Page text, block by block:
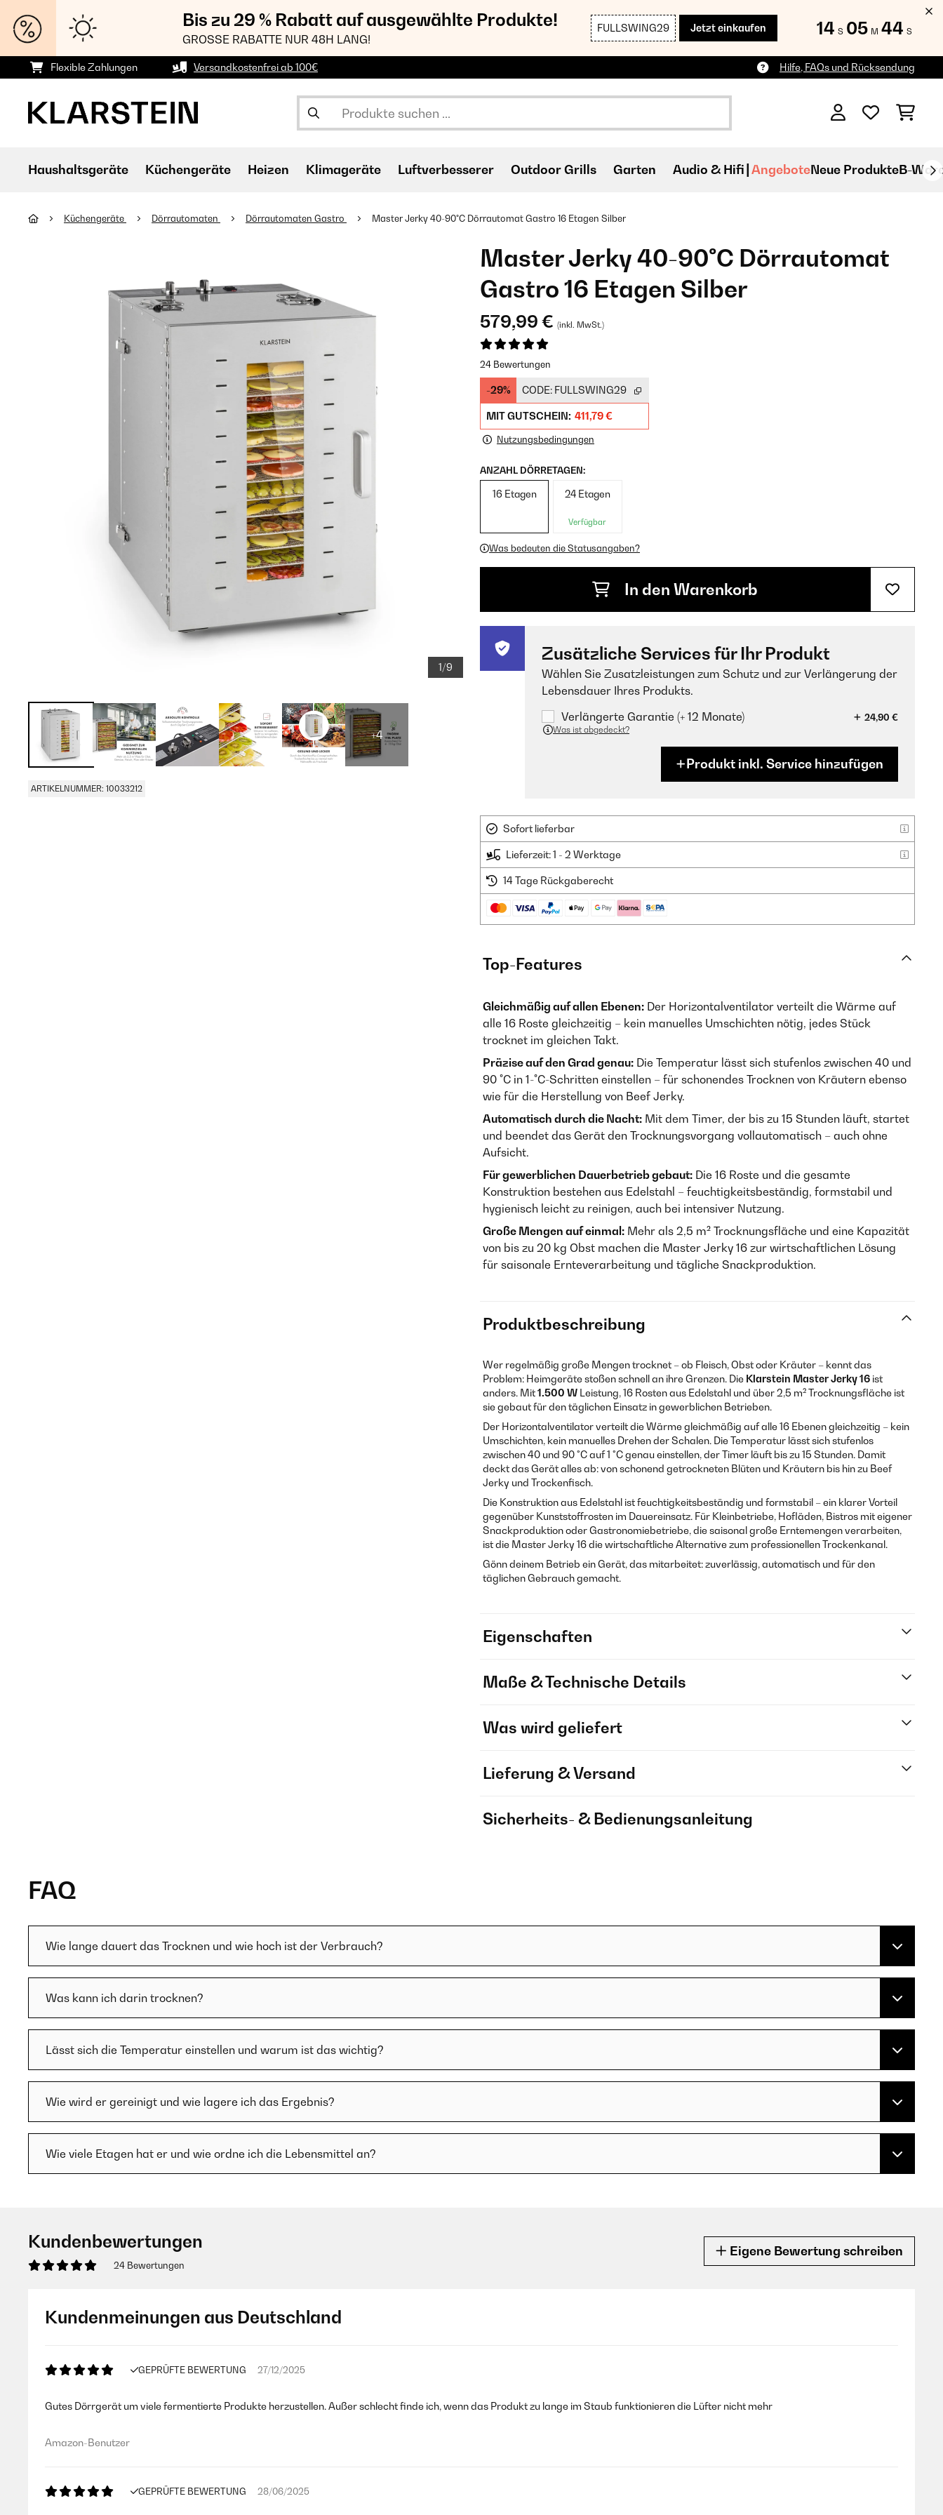
Bis zu 29 % Rabatt auf ausgewählte Produkte!
GROSSE RABATTE NUR 48H LANG!
FULLSWING29 Jetzt einkaufen 14 S 05 M 43 S
Flexible Zahlungen Versandkostenfrei ab 100€ Hilfe, FAQs und Rücksendung
Haushaltsgeräte Küchengeräte Heizen Klimageräte Luftverbesserer Outdoor Grills Garten Audio & Hifi AngeboteNeue ProdukteB-
Küchengeräte Dörrautomaten Dörrautomaten Gastro Master Jerky 40-90°C Dörrautomat Gastro 16 Etagen Silber
1/9
+4
ARTIKELNUMMER: 10033212
Master Jerky 40-90°C Dörrautomat
Gastro 16 Etagen Silber
579,99 € (inkl. MwSt.)
24 Bewertungen
-29% CODE: FULLSWING29
MIT GUTSCHEIN: 411,79 €
Nutzungsbedingungen
ANZAHL DÖRRETAGEN:
16 Etagen 24 Etagen
Verfügbar
Was bedeuten die Statusangaben?
In den Warenkorb
Zusätzliche Services für Ihr Produkt
Wählen Sie Zusatzleistungen zum Schutz und zur Verlängerung der
Lebensdauer Ihres Produkts.
Verlängerte Garantie (+ 12 Monate)
24,90 €
Was ist abgedeckt?
Produkt inkl. Service hinzufügen
Sofort lieferbar
Lieferzeit: 1 - 2 Werktage
14 Tage Rückgaberecht
Top-Features
Gleichmäßig auf allen Ebenen: Der Horizontalventilator verteilt die Wärme auf
alle 16 Roste gleichzeitig – kein manuelles Umschichten nötig, jedes Stück
trocknet im gleichen Takt.
Präzise auf den Grad genau: Die Temperatur lässt sich stufenlos zwischen 40 und
90 °C in 1-°C-Schritten einstellen – für schonendes Trocknen von Kräutern ebenso
wie für die Herstellung von Beef Jerky.
Automatisch durch die Nacht: Mit dem Timer, der bis zu 15 Stunden läuft, startet
und beendet das Gerät den Trocknungsvorgang vollautomatisch – auch ohne
Aufsicht.
Für gewerblichen Dauerbetrieb gebaut: Die 16 Roste und die gesamte
Konstruktion bestehen aus Edelstahl – feuchtigkeitsbeständig, formstabil und
hygienisch leicht zu reinigen, auch bei intensiver Nutzung.
Große Mengen auf einmal: Mehr als 2,5 m² Trocknungsfläche und eine Kapazität
von bis zu 20 kg Obst machen die Master Jerky 16 zur wirtschaftlichen Lösung
für saisonale Ernteverarbeitung und tägliche Snackproduktion.
Produktbeschreibung
Wer regelmäßig große Mengen trocknet – ob Fleisch, Obst oder Kräuter – kennt das
Problem: Heimgeräte stoßen schnell an ihre Grenzen. Die Klarstein Master Jerky 16 ist
anders. Mit1.500 W Leistung, 16 Rosten aus Edelstahl und über 2,5 m² Trocknungsfläche ist
sie gebaut für den täglichen Einsatz in gewerblichen Betrieben.
Der Horizontalventilator verteilt die Wärme gleichmäßig auf alle 16 Ebenen gleichzeitig – kein
Umschichten, kein manuelles Drehen der Schalen. Die Temperatur lässt sich stufenlos
zwischen 40 und 90 °C auf 1 °C genau einstellen, der Timer läuft bis zu 15 Stunden. Damit
deckt das Gerät alles ab: von schonend getrockneten Blüten und Kräutern bis hin zu Beef
Jerky und Trockenfisch.
Die Konstruktion aus Edelstahl ist feuchtigkeitsbeständig und formstabil – ein klarer Vorteil
gegenüber Kunststoffrosten im Dauereinsatz. Für Kleinbetriebe, Hofläden, Bistros mit eigener
Snackproduktion oder Gastronomiebetriebe, die saisonal große Erntemengen verarbeiten,
ist die Master Jerky 16 die wirtschaftliche Alternative zum professionellen Trockenkanal.
Gönn deinem Betrieb ein Gerät, das mitarbeitet: zuverlässig, automatisch und für den
täglichen Gebrauch gemacht.
Eigenschaften
Maße & Technische Details
Was wird geliefert
Lieferung & Versand
Sicherheits- & Bedienungsanleitung
FAQ
Wie lange dauert das Trocknen und wie hoch ist der Verbrauch?
Was kann ich darin trocknen?
Lässt sich die Temperatur einstellen und warum ist das wichtig?
Wie wird er gereinigt und wie lagere ich das Ergebnis?
Wie viele Etagen hat er und wie ordne ich die Lebensmittel an?
Kundenbewertungen
24 Bewertungen
Eigene Bewertung schreiben
Kundenmeinungen aus Deutschland
GEPRÜFTE BEWERTUNG 27/12/2025
Gutes Dörrgerät um viele fermentierte Produkte herzustellen. Außer schlecht finde ich, wenn das Produkt zu lange im Staub funktionieren die Lüfter nicht mehr
Amazon-Benutzer
GEPRÜFTE BEWERTUNG 28/06/2025